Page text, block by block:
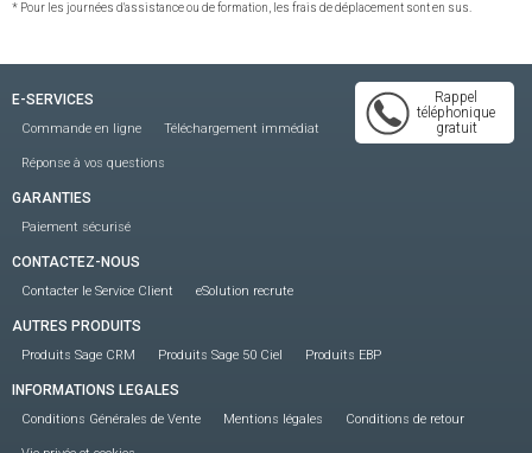
* Pour les journées d'assistance ou de formation, les frais de déplacement sont en sus.
Rappel
téléphonique
gratuit
E-SERVICES
Commande en ligne Téléchargement immédiat
Réponse à vos questions
GARANTIES
Paiement sécurisé
CONTACTEZ-NOUS
Contacter le Service Client eSolution recrute
AUTRES PRODUITS
Produits Sage CRM Produits Sage 50 Ciel Produits EBP
INFORMATIONS LEGALES
Conditions Générales de Vente Mentions légales Conditions de retour